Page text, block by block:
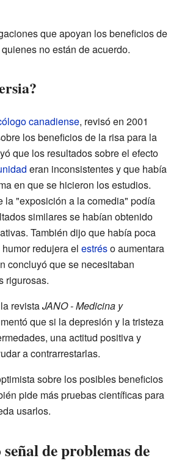
que apoyan los beneficios de
no están de acuerdo.
canadiense, revisó en 2001
los beneficios de la risa para la
que los resultados sobre el efecto
eran inconsistentes y que había
en que se hicieron los estudios.
la "exposición a la comedia" podía
similares se habían obtenido
También dijo que había poca
redujera el estréso aumentara
concluyó que se necesitaban
rigurosas.
revistaJANO - Medicina y
que si la depresión y la tristeza
una actitud positiva y
a contrarrestarlas.
sobre los posibles beneficios
pide más pruebas científicas para
usarlos.
de problemas de